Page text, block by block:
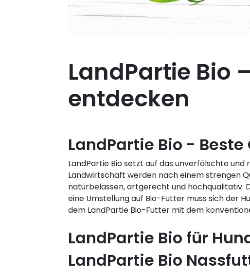
LandPartie Bio
entdecken
LandPartie Bio -
LandPartie Bio setzt auf das unverfälschte
Landwirtschaft werden nach einem strengen
naturbelassen, artgerecht und hochqualitativ.
eine Umstellung auf Bio-Futter muss sich der
dem LandPartie Bio-Futter mit dem
LandPartie Bio für
LandPartie Bio